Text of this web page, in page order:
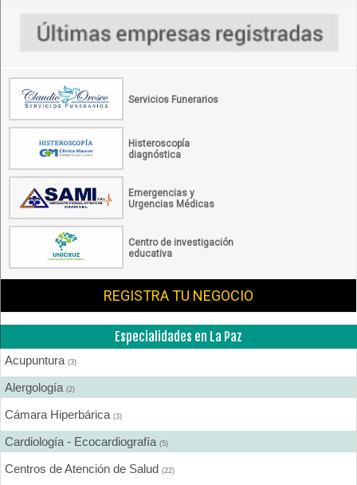
Servicios Funerarios
Histeroscopía
diagnóstica
Emergencias y
Urgencias Médicas
Centro de investigación
educativa
REGISTRA TU NEGOCIO
Especialidades en La Paz
Acupuntura (3)
Alergología (2)
Cámara Hiperbárica (3)
Cardiología - Ecocardiografía (5)
Centros de Atención de Salud (22)